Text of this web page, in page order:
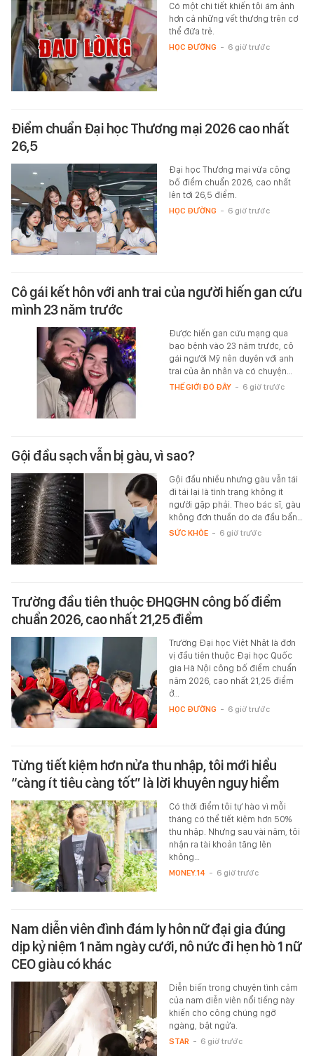
Có một chi tiết khiến tôi ám ảnh
hơn cả những vết thương trên cơ
thể đứa trẻ.
HỌC ĐƯỜNG - 6 giờ trước
Điểm chuẩn Đại học Thương mại 2026 cao nhất
26,5
Đại học Thương mại vừa công
bố điểm chuẩn 2026, cao nhất
lên tới 26,5 điểm.
HỌC ĐƯỜNG - 6 giờ trước
Cô gái kết hôn với anh trai của người hiến gan cứu
mình 23 năm trước
Được hiến gan cứu mạng qua
bạo bệnh vào 23 năm trước, cô
gái người Mỹ nên duyên với anh
trai của ân nhân và có chuyện…
THẾ GIỚI ĐÓ ĐÂY - 6 giờ trước
Gội đầu sạch vẫn bị gàu, vì sao?
Gội đầu nhiều nhưng gàu vẫn tái
đi tái lại là tình trạng không ít
người gặp phải. Theo bác sĩ, gàu
không đơn thuần do da đầu bẩn…
SỨC KHỎE - 6 giờ trước
Trường đầu tiên thuộc ĐHQGHN công bố điểm
chuẩn 2026, cao nhất 21,25 điểm
Trường Đại học Việt Nhật là đơn
vị đầu tiên thuộc Đại học Quốc
gia Hà Nội công bố điểm chuẩn
năm 2026, cao nhất 21,25 điểm
ở…
HỌC ĐƯỜNG - 6 giờ trước
Từng tiết kiệm hơn nửa thu nhập, tôi mới hiểu
“càng ít tiêu càng tốt” là lời khuyên nguy hiểm
Có thời điểm tôi tự hào vì mỗi
tháng có thể tiết kiệm hơn 50%
thu nhập. Nhưng sau vài năm, tôi
nhận ra tài khoản tăng lên
không…
MONEY.14 - 6 giờ trước
Nam diễn viên đình đám ly hôn nữ đại gia đúng
dịp kỷ niệm 1 năm ngày cưới, nô nức đi hẹn hò 1 nữ
CEO giàu có khác
Diễn biến trong chuyện tình cảm
của nam diễn viên nổi tiếng này
khiến cho công chúng ngỡ
ngàng, bật ngửa.
STAR - 6 giờ trước